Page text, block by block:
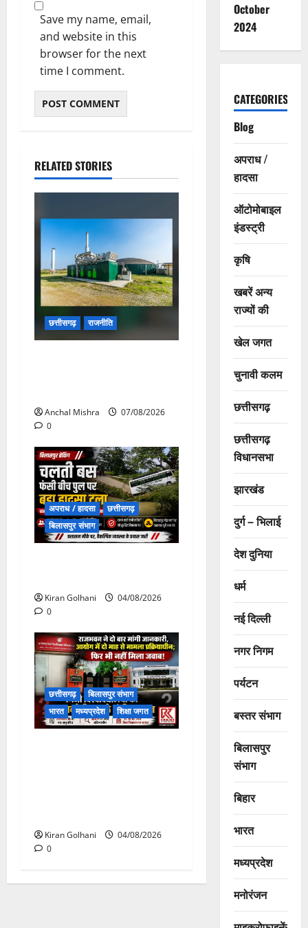
Save my name, email,
and website in this
browser for the next
time I comment.
RELATED STORIES
छत्तीसगढ़ राजनीति
Anchal Mishra
07/08/2026
0
अपराध / हादसा
छत्तीसगढ़
बिलासपुर संभाग
Kiran Golhani
04/08/2026
0
छत्तीसगढ़
बिलासपुर संभाग
भारत
मध्यप्रदेश शिक्षा जगत
Kiran Golhani
04/08/2026
0
October
2024
CATEGORIES
Blog
अपराध /
हादसा
ऑटोमोबाइल
इंडस्ट्री
कृषि
खबरें अन्य
राज्यों की
खेल जगत
चुनावी कलम
छत्तीसगढ़
छत्तीसगढ़
विधानसभा
झारखंड
दुर्ग – भिलाई
देश दुनिया
धर्म
नई दिल्ली
नगर निगम
पर्यटन
बस्तर संभाग
बिलासपुर
संभाग
बिहार
भारत
मध्यप्रदेश
मनोरंजन